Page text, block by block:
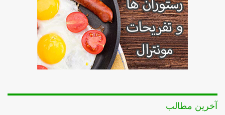
آخرین مطالب